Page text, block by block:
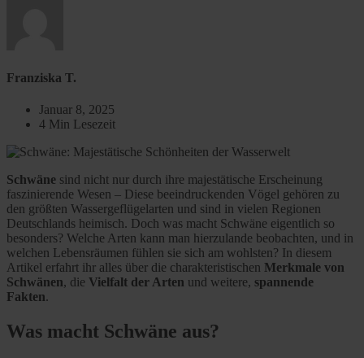
Franziska T.
Januar 8, 2025
4 Min Lesezeit
Schwäne sind nicht nur durch ihre majestätische Erscheinung
faszinierende Wesen – Diese beeindruckenden Vögel gehören zu
den größten Wassergeflügelarten und sind in vielen Regionen
Deutschlands heimisch. Doch was macht Schwäne eigentlich so
besonders? Welche Arten kann man hierzulande beobachten, und in
welchen Lebensräumen fühlen sie sich am wohlsten? In diesem
Artikel erfahrt ihr alles über die charakteristischen Merkmale von
Schwänen, die Vielfalt der Arten und weitere, spannende
Fakten.
Was macht Schwäne aus?